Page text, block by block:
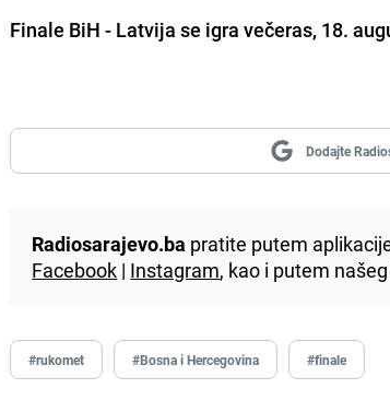
Finale BiH - Latvija se igra večeras, 18.
Dodajte
Radiosarajevo.ba pratite putem
Facebook | Instagram, kao i putem
#rukomet #Bosna i Hercegovina #finale